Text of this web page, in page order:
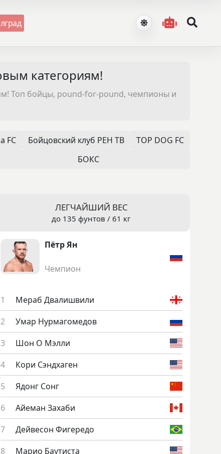
категориям!
Топ бойцы, pound-for-pound, чемпионы и
FC Бойцовский клуб РЕН ТВ
TOP DOG FC
БОКС
ЛЕГЧАЙШИЙ ВЕС
до 135 фунтов / 61 кг
Пётр Ян
Чемпион
Ме­раб Два­лиш­ви­ли
Умар Нур­ма­гоме­дов
Шон О Мэл­ли
Ко­ри Сэнд­ха­ген
Ядонг Сонг
Ай­еман За­хаби
Дей­ве­сон Фи­гере­до
Ма­рио Ба­утис­та